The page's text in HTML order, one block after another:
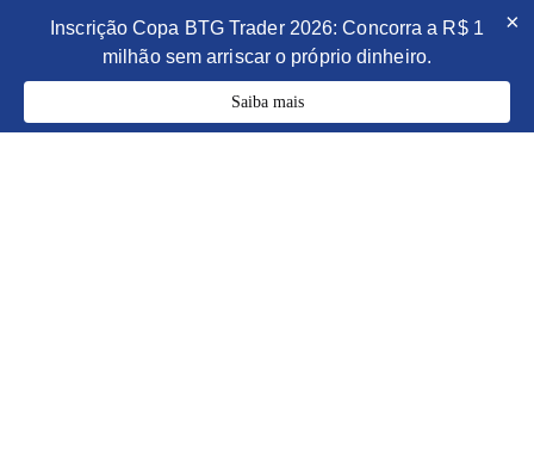
×
Inscrição Copa BTG Trader 2026: Concorra a R$ 1
milhão sem arriscar o próprio dinheiro.
Saiba mais